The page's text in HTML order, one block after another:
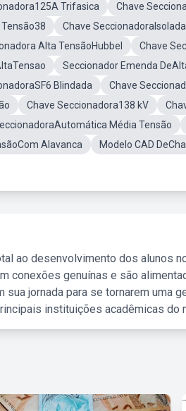
Trifasica
Chave
Chave SeccionadoraIsolada
Alta TensãoHubbel
Chave
Seccionador Emenda
Blindada
Chave
Chave Seccionadora138 kV
Média Tensão
Alavanca
Modelo CAD
ao desenvolvimento dos alunos
conexões genuínas e são
jornada para se tornarem uma
instituições acadêmicas do